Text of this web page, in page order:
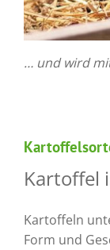
… und wird
Kartoffel
Kartoffeln
Form und